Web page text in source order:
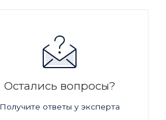
Остались вопросы?
Получите ответы у эксперта